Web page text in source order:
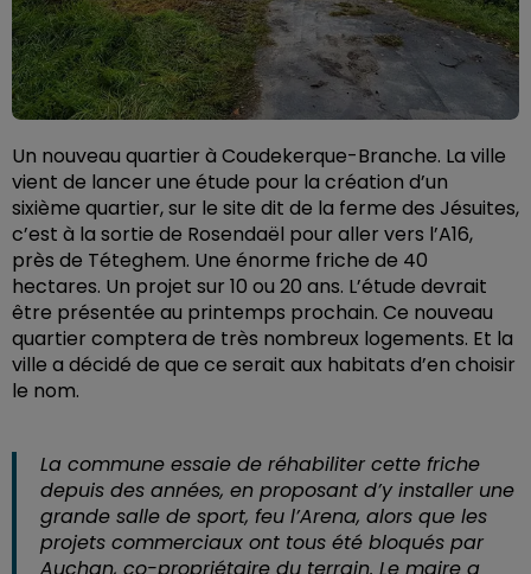
Un nouveau quartier à Coudekerque-Branche. La ville
vient de lancer une étude pour la création d’un
sixième quartier, sur le site dit de la ferme des Jésuites,
c’est à la sortie de Rosendaël pour aller vers l’A16,
près de Téteghem. Une énorme friche de 40
hectares. Un projet sur 10 ou 20 ans. L’étude devrait
être présentée au printemps prochain. Ce nouveau
quartier comptera de très nombreux logements. Et la
ville a décidé de que ce serait aux habitats d’en choisir
le nom.
La commune essaie de réhabiliter cette friche
depuis des années, en proposant d’y installer une
grande salle de sport, feu l’Arena, alors que les
projets commerciaux ont tous été bloqués par
Auchan, co-propriétaire du terrain. Le maire a